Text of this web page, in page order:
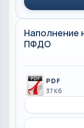
Наполнение
ПФДО
PDF
37 Кб